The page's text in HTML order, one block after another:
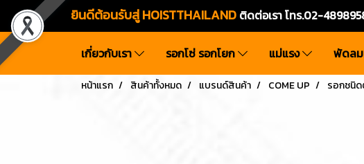
ยินดีต้อนรับสู่ HOISTTHAILAND ติดต่อเรา โทร.02-
เกี่ยวกับเรา รอกโซ่ รอกโยก แม่แรง พัดล
หน้าแรก สินค้าทั้งหมด แบรนด์สินค้า COME UP รอกชนิด